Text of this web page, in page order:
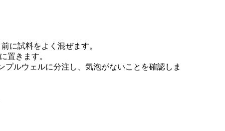
に試料をよく混ぜます。
置きます。
ルウェルに分注し、気泡がないことを確認しま